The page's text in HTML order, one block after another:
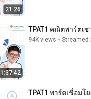
21:26
1:37:42
TPAT1 คณิตพาร์ตเ
94K views • Streamed
TPAT1 พาร์ตเชื่อมโ